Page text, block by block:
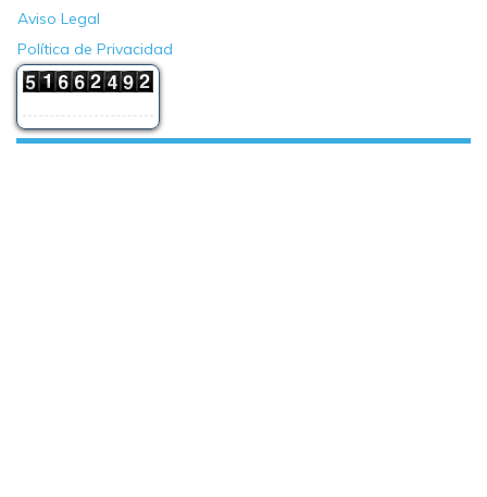
Aviso Legal
Política de Privacidad